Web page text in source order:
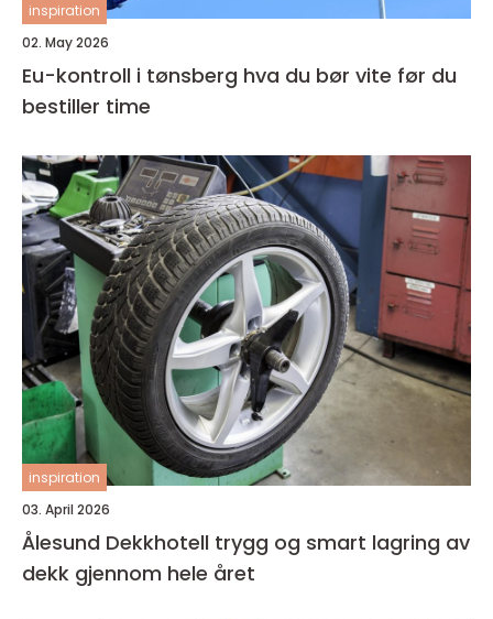
inspiration
02. May 2026
Eu-kontroll i tønsberg hva du bør vite før du
bestiller time
inspiration
03. April 2026
Ålesund Dekkhotell trygg og smart lagring av
dekk gjennom hele året